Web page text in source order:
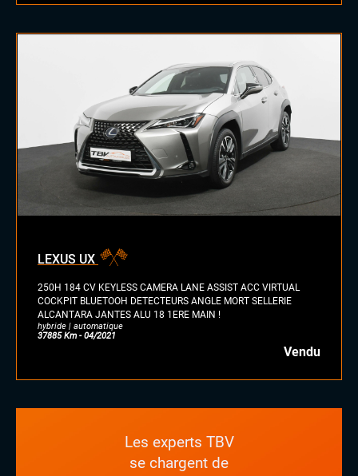
LEXUS UX
250H 184 CV KEYLESS CAMERA LANE ASSIST ACC VIRTUAL
COCKPIT BLUETOOH DETECTEURS ANGLE MORT SELLERIE
ALCANTARA JANTES ALU 18 1ERE MAIN !
hybride | automatique
37885 Km - 04/2021
Vendu
Les experts TBV
se chargent de